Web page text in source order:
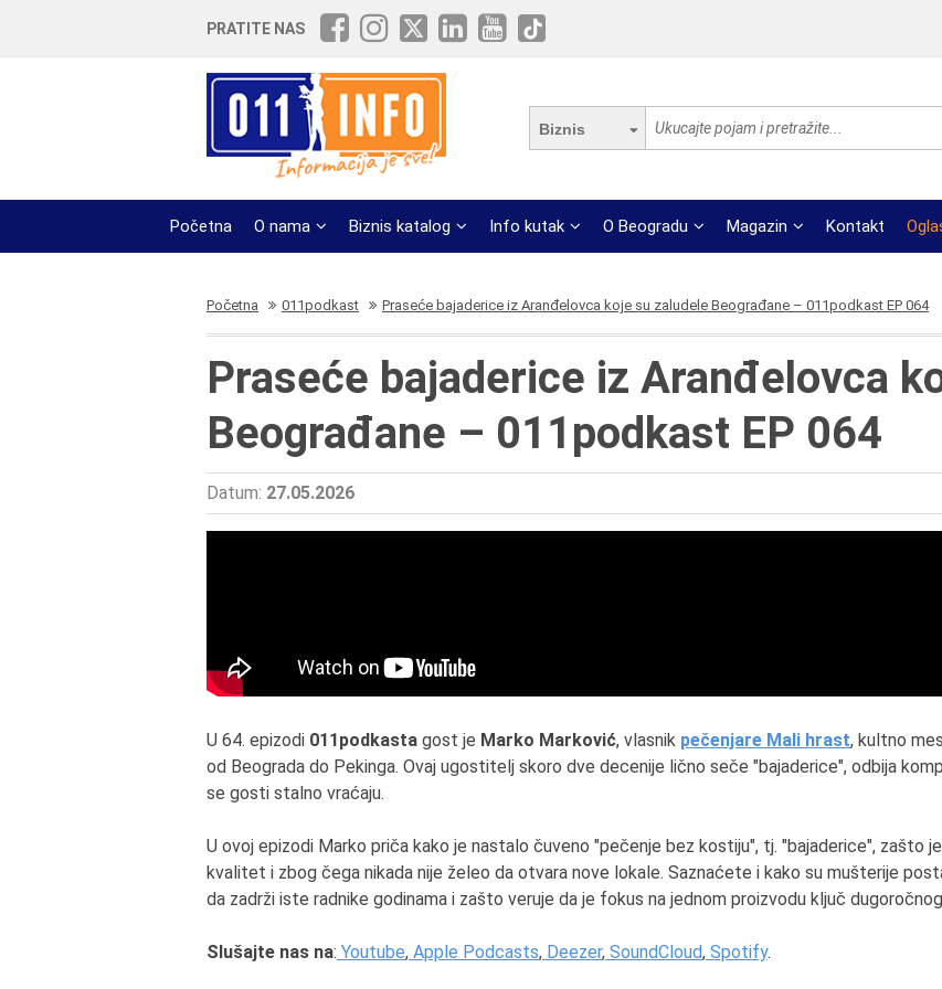
PRATITE NAS
Biznis
Početna O nama Biznis katalog Info kutak O Beogradu Magazin Kontakt
Početna 011podkast Praseće bajaderice iz Aranđelovca koje su zaludele Beograđane – 011podkast EP 064
Praseće bajaderice iz Aranđelovca
Beograđane – 011podkast EP 064
Datum: 27.05.2026
U 64. epizodi 011podkasta gost je Marko Marković, vlasnik pečenjare Mali hrast, kultno
od Beograda do Pekinga. Ovaj ugostitelj skoro dve decenije lično seče "bajaderice", odbija
se gosti stalno vraćaju.
U ovoj epizodi Marko priča kako je nastalo čuveno "pečenje bez kostiju", tj. "bajaderice", zašto
kvalitet i zbog čega nikada nije želeo da otvara nove lokale. Saznaćete i kako su mušterije
da zadrži iste radnike godinama i zašto veruje da je fokus na jednom proizvodu ključ
Slušajte nas na: Youtube, Apple Podcasts, Deezer, SoundCloud, Spotify.